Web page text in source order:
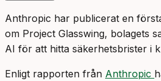
Anthropic har publicerat en
om Project Glasswing, bolagets
AI för att hitta säkerhetsbrister i
Enligt rapporten från Anthropic